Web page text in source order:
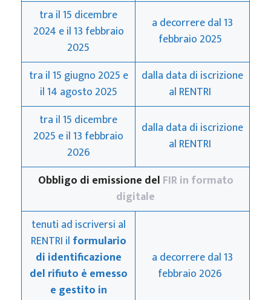
tra il 15 dicembre
2024 e il 13 febbraio
2025
a decorrere dal 13
febbraio 2025
tra il 15 giugno 2025 e
il 14 agosto 2025
dalla data di iscrizione
al RENTRI
tra il 15 dicembre
2025 e il 13 febbraio
2026
dalla data di iscrizione
al RENTRI
Obbligo di emissione del FIR in formato
digitale
tenuti ad iscriversi al
RENTRI il formulario
di identificazione
del rifiuto è emesso
e gestito in
a decorrere dal 13
febbraio 2026